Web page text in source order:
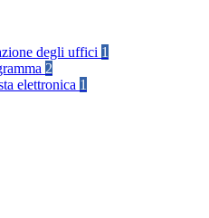
degli uffici 1
2
elettronica 1